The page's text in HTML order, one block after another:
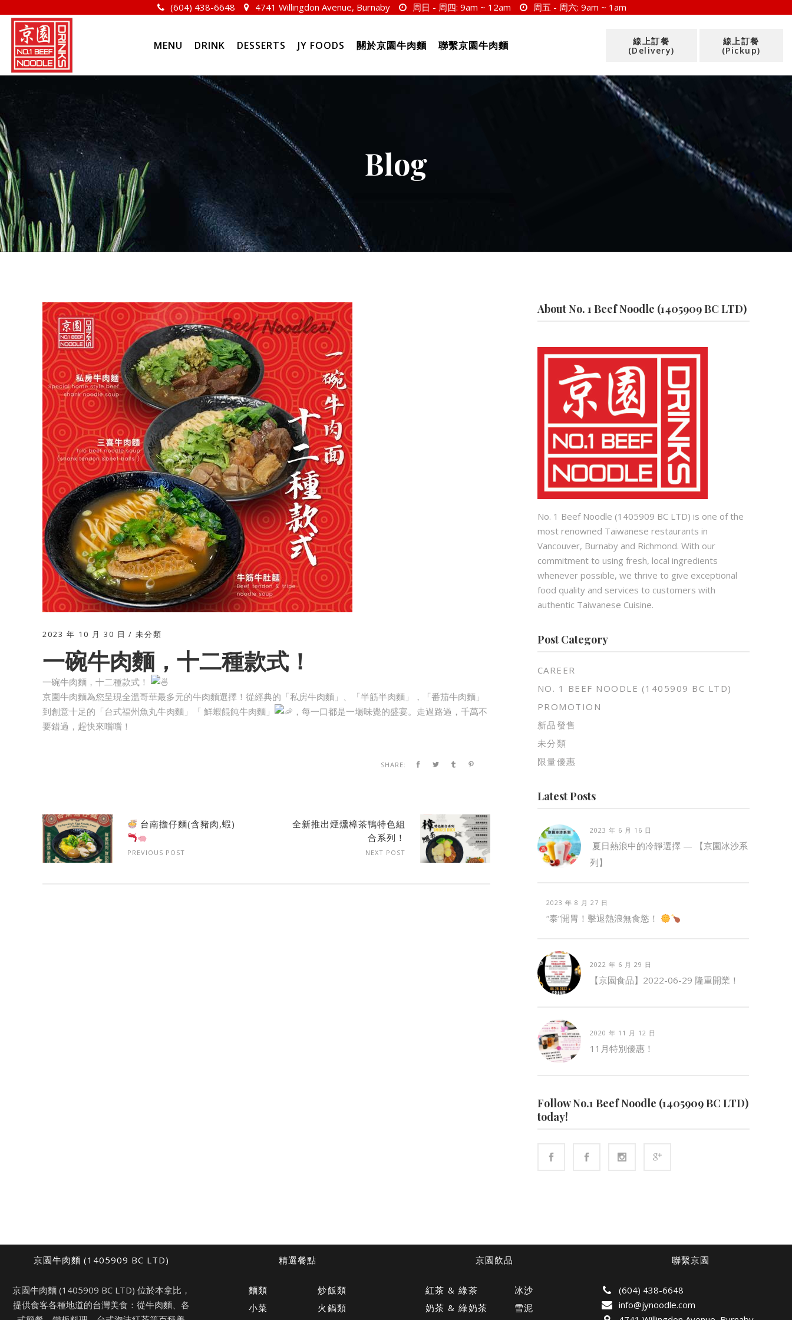
(604) 438-6648 4741 Willingdon Avenue, Burnaby 周日 - 周四: 9am ~ 12am 周五 - 周六: 9am ~ 1am
MENU DRINK DESSERTS JY FOODS 關於京園牛肉麵 聯繫京園牛肉麵
線上訂餐
(Delivery)
線上訂餐
(Pickup)
Blog
2023 年 10 月 30 日 未分類
一碗牛肉麵，十二種款式！
一碗牛肉麵，十二種款式！
京園牛肉麵為您呈現全溫哥華最多元的牛肉麵選擇！從經典的「私房牛肉麵」、「半筋半肉麵」，「番茄牛肉麵」
到創意十足的「台式福州魚丸牛肉麵」「 鮮蝦餛飩牛肉麵」
，每一口都是一場味覺的盛宴。走過路過，千萬不
要錯過，趕快來嚐嚐！
SHARE:
台南擔仔麵(含豬肉,蝦)
PREVIOUS POST
全新推出煙燻樟茶鴨特色組
合系列！
NEXT POST
About No. 1 Beef Noodle (1405909 BC LTD)
No. 1 Beef Noodle (1405909 BC LTD) is one of the
most renowned Taiwanese restaurants in
Vancouver, Burnaby and Richmond. With our
commitment to using fresh, local ingredients
whenever possible, we thrive to give exceptional
food quality and services to customers with
authentic Taiwanese Cuisine.
Post Category
CAREER
NO. 1 BEEF NOODLE (1405909 BC LTD)
PROMOTION
新品發售
未分類
限量優惠
Latest Posts
2023 年 6 月 16 日
夏日熱浪中的冷靜選擇 — 【京園冰沙系
列】
2023 年 8 月 27 日
“泰”開胃！擊退熱浪無食慾！
2022 年 6 月 29 日
【京園食品】2022-06-29 隆重開業！
2020 年 11 月 12 日
11月特別優惠！
Follow No.1 Beef Noodle (1405909 BC LTD)
today!
京園牛肉麵 (1405909 BC LTD)
京園牛肉麵 (1405909 BC LTD) 位於本拿比，
提供食客各種地道的台灣美食：從牛肉麵、各
精選餐點
麵類
小菜
炒飯類
火鍋類
京園飲品
紅茶 & 綠茶
奶茶 & 綠奶茶
冰沙
雪泥
聯繫京園
(604) 438-6648
info@jynoodle.com